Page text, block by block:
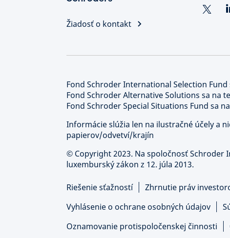
Žiadosť o kontakt
Fond Schroder International Selection
Fond Schroder Alternative Solutions sa na
Fond Schroder Special Situations Fund sa
Informácie slúžia len na ilustračné účely a
papierov/odvetví/krajín
© Copyright 2023. Na spoločnosť Schroder
luxemburský zákon z 12. júla 2013.
Riešenie sťažností Zhrnutie práv
Vyhlásenie o ochrane osobných údajov
Oznamovanie protispoločenskej činnosti